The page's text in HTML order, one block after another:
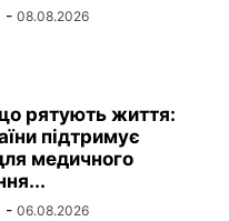
- 08.08.2026
що рятують життя:
підтримує
медичного
- 06.08.2026